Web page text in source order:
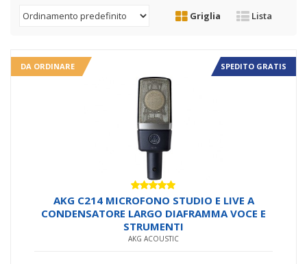
Griglia Lista
DA ORDINARE SPEDITO GRATIS
Valutato
5.00su 5
AKG C214 MICROFONO STUDIO E LIVE A
CONDENSATORE LARGO DIAFRAMMA VOCE E
STRUMENTI
AKG ACOUSTIC